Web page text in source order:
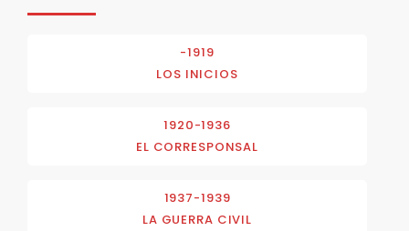
-1919
LOS INICIOS
1920-1936
EL CORRESPONSAL
1937-1939
LA GUERRA CIVIL